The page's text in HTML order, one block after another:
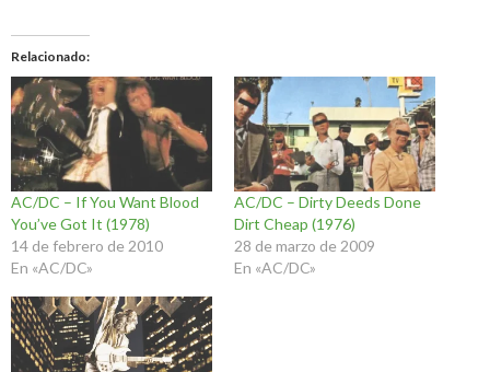
Relacionado
AC/DC – If You Want Blood
You’ve Got It (1978)
14 de febrero de 2010
En «AC/DC»
AC/DC – Dirty Deeds Done
Dirt Cheap (1976)
28 de marzo de 2009
En «AC/DC»